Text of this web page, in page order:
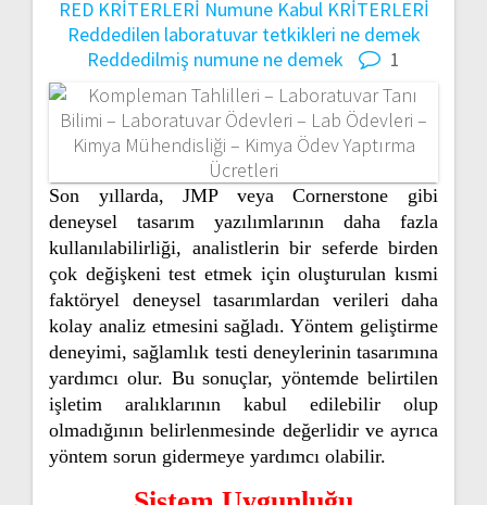
RED KRİTERLERİ Numune Kabul KRİTERLERİ
Reddedilen laboratuvar tetkikleri ne demek
Reddedilmiş numune ne demek
1
Son yıllarda, JMP veya Cornerstone gibi
deneysel tasarım yazılımlarının daha fazla
kullanılabilirliği, analistlerin bir seferde birden
çok değişkeni test etmek için oluşturulan kısmi
faktöryel deneysel tasarımlardan verileri daha
kolay analiz etmesini sağladı. Yöntem geliştirme
deneyimi, sağlamlık testi deneylerinin tasarımına
yardımcı olur. Bu sonuçlar, yöntemde belirtilen
işletim aralıklarının kabul edilebilir olup
olmadığının belirlenmesinde değerlidir ve ayrıca
yöntem sorun gidermeye yardımcı olabilir.